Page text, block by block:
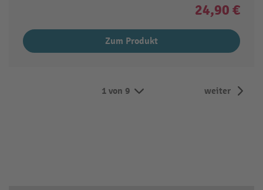
24,90 €
Zum Produkt
1 von 9 weiter